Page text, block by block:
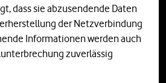
dass sie abzusendende Daten
der Netzverbindung
Informationen werden auch
zuverlässig